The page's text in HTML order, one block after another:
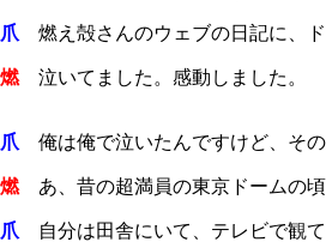
爪 燃え殻さんのウェブの日記に、
燃泣いてました。感動しました。
爪 俺は俺で泣いたんですけど、そ
燃あ、昔の超満員の東京ドームの頃
爪 自分は田舎にいて、テレビで観